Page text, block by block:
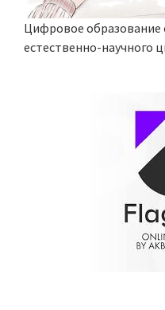
Цифровое образование
естественно-научного